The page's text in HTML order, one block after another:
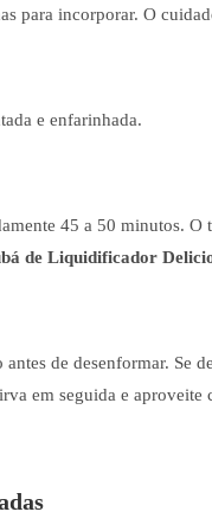
para incorporar. O
e enfarinhada.
45 a 50 minutos.
de Liquidificador
de desenformar. Se
em seguida e aproveite